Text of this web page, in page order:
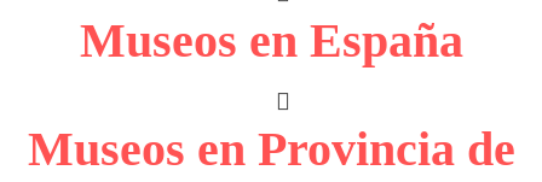
Museos en España
Museos en Provincia de